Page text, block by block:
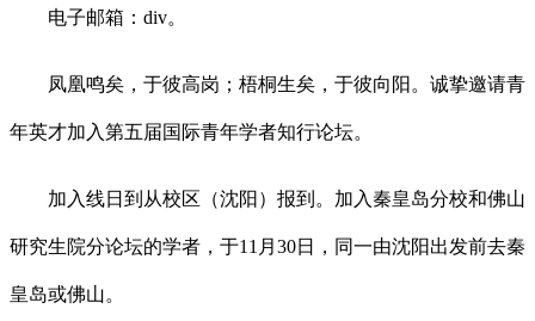
电子邮箱：div。
凤凰鸣矣，于彼高岗；梧桐生矣，于彼向阳。诚挚邀请青
年英才加入第五届国际青年学者知行论坛。
加入线日到从校区（沈阳）报到。加入秦皇岛分校和佛山
研究生院分论坛的学者，于11月30日，同一由沈阳出发前去秦
皇岛或佛山。